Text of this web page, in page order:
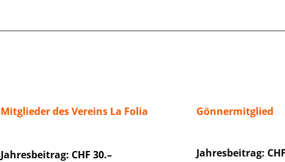
Mitglieder des Vereins La Folia
Jahresbeitrag: CHF 30.–
Gönnermitglied
Jahresbeitrag: